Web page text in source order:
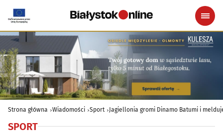
Strona główna Wiadomości Sport Jagiellonia gromi Dinamo Batumi i
SPORT